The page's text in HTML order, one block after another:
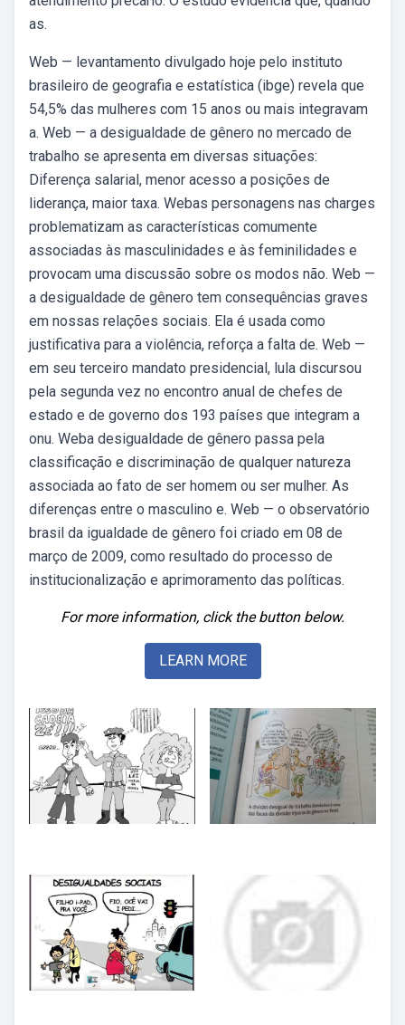
as.
Web — levantamento divulgado hoje pelo instituto
brasileiro de geografia e estatística (ibge) revela que
54,5% das mulheres com 15 anos ou mais integravam
a. Web — a desigualdade de gênero no mercado de
trabalho se apresenta em diversas situações:
Diferença salarial, menor acesso a posições de
liderança, maior taxa. Webas personagens nas charges
problematizam as características comumente
associadas às masculinidades e às feminilidades e
provocam uma discussão sobre os modos não. Web —
a desigualdade de gênero tem consequências graves
em nossas relações sociais. Ela é usada como
justificativa para a violência, reforça a falta de. Web —
em seu terceiro mandato presidencial, lula discursou
pela segunda vez no encontro anual de chefes de
estado e de governo dos 193 países que integram a
onu. Weba desigualdade de gênero passa pela
classificação e discriminação de qualquer natureza
associada ao fato de ser homem ou ser mulher. As
diferenças entre o masculino e. Web — o observatório
brasil da igualdade de gênero foi criado em 08 de
março de 2009, como resultado do processo de
institucionalização e aprimoramento das políticas.
For more information, click the button below.
LEARN MORE